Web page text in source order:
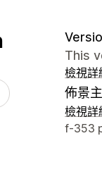
This
檢視詳
佈景
檢視詳
設計者
f-353